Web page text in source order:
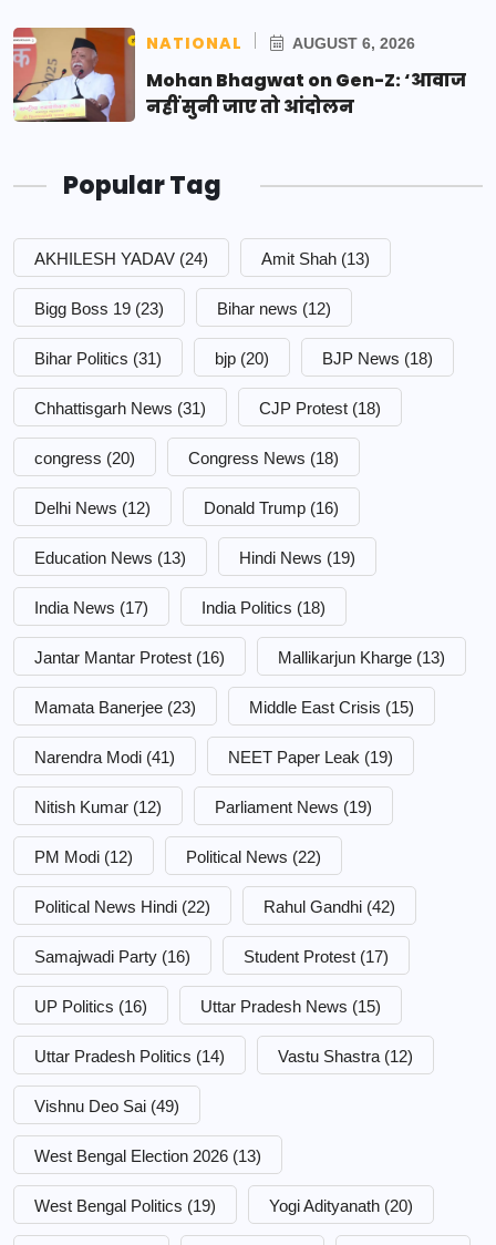
NATIONAL AUGUST 6, 2026
Mohan Bhagwat on Gen-Z: ‘आवाज
नहीं सुनी जाए तो आंदोलन
Popular Tag
AKHILESH YADAV (24) Amit Shah (13)
Bigg Boss 19 (23) Bihar news (12)
Bihar Politics (31) bjp (20) BJP News (18)
Chhattisgarh News (31) CJP Protest (18)
congress (20) Congress News (18)
Delhi News (12) Donald Trump (16)
Education News (13) Hindi News (19)
India News (17) India Politics (18)
Jantar Mantar Protest (16) Mallikarjun Kharge (13)
Mamata Banerjee (23) Middle East Crisis (15)
Narendra Modi (41) NEET Paper Leak (19)
Nitish Kumar (12) Parliament News (19)
PM Modi (12) Political News (22)
Political News Hindi (22) Rahul Gandhi (42)
Samajwadi Party (16) Student Protest (17)
UP Politics (16) Uttar Pradesh News (15)
Uttar Pradesh Politics (14) Vastu Shastra (12)
Vishnu Deo Sai (49)
West Bengal Election 2026 (13)
West Bengal Politics (19) Yogi Adityanath (20)